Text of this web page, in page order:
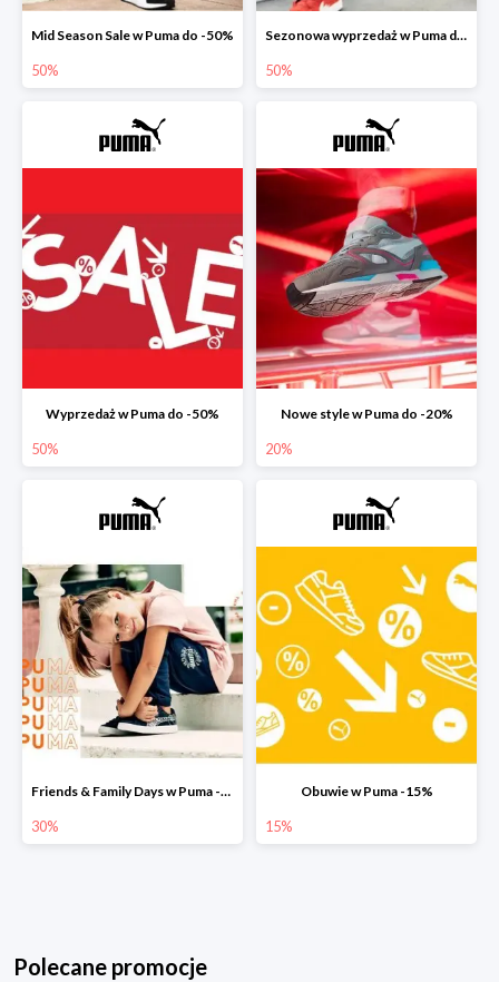
Mid Season Sale w Puma do -50%
50%
Sezonowa wyprzedaż w Puma do -50%
50%
Wyprzedaż w Puma do -50%
50%
Nowe style w Puma do -20%
20%
Friends & Family Days w Puma -30%
30%
Obuwie w Puma -15%
15%
Polecane promocje